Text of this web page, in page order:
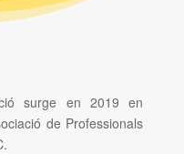
surge en 2019 en
de Professionals